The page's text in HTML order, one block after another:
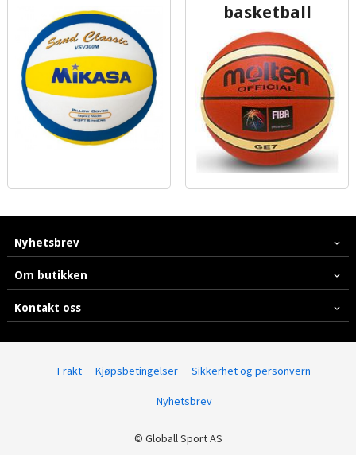
basketball
Nyhetsbrev
Om butikken
Kontakt oss
Frakt Kjøpsbetingelser Sikkerhet og personvern
Nyhetsbrev
© Globall Sport AS